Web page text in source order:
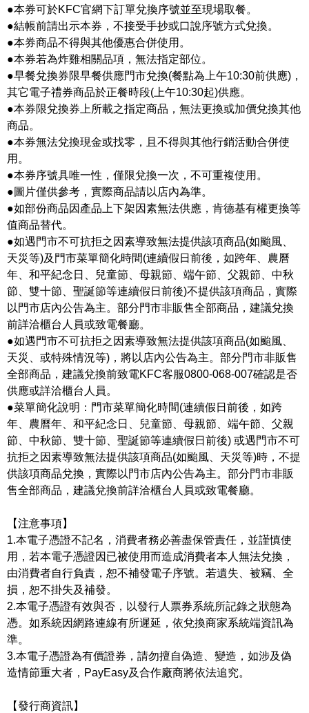
●本券可於KFC官網下訂單兌換序號並至現場取餐。
●結帳前請出示本券，不接受手抄或口說序號方式兌換。
●本券商品不得與其他優惠合併使用。
●本券若為炸雞相關品項，無法指定部位。
●早餐兌換券限早餐供應門市兌換(餐點為上午10:30前供應)，
其它電子禮券商品於正餐時段(上午10:30起)供應。
●本券限兌換券上所載之指定商品，無法更換或加價兌換其他
商品。
●本券無法兌換現金或找零，且不得與其他行銷活動合併使
用。
●本券序號具唯一性，僅限兌換一次，不可重複使用。
●圖片僅供參考，實際商品請以店內為準。
●如部份商品因產品上下架因素無法供應，肯德基有權更換等
值商品替代。
●如遇門市不可抗拒之因素導致無法提供該項商品(如颱風、
天災等)及門市菜單簡化時間(連續假日前後，如跨年、農曆
年、和平紀念日、兒童節、母親節、端午節、父親節、中秋
節、雙十節、聖誕節等連續假日前後)不提供該項商品，實際
以門市店內公告為主。部分門市非販售全部商品，建議兌換
前詳洽櫃台人員或致電餐廳。
●如遇門市不可抗拒之因素導致無法提供該項商品(如颱風、
天災、或特殊情況等)，將以店內公告為主。部分門市非販售
全部商品，建議兌換前致電KFC客服0800-068-007確認是否
供應或詳洽櫃台人員。
●菜單簡化說明：門市菜單簡化時間(連續假日前後，如跨
年、農曆年、和平紀念日、兒童節、母親節、端午節、父親
節、中秋節、雙十節、聖誕節等連續假日前後) 或遇門市不可
抗拒之因素導致無法提供該項商品(如颱風、天災等)時，不提
供該項商品兌換，實際以門市店內公告為主。部分門市非販
售全部商品，建議兌換前詳洽櫃台人員或致電餐廳。
【注意事項】
1.本電子憑證不記名，消費者務必善盡保管責任，並謹慎使
用，若本電子憑證因已被使用而造成消費者本人無法兌換，
由消費者自行負責，恕不補發電子序號。若遺失、被竊、全
損，恕不掛失及補發。
2.本電子憑證有效與否，以發行人票券系統所記錄之狀態為
憑。如系統因網路連線有所遲延，依兌換商家系統端資訊為
準。
3.本電子憑證為有價證券，請勿擅自偽造、變造，如涉及偽
造情節重大者，PayEasy及合作廠商將依法追究。
【發行商資訊】